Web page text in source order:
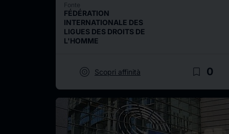
Fonte
FÉDÉRATION
INTERNATIONALE DES
LIGUES DES DROITS DE
L'HOMME
target Scopri affinità bookmark_border 0